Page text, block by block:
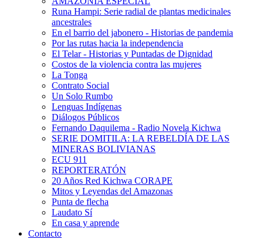
Runa Hampi: Serie radial de plantas medicinales
ancestrales
En el barrio del jabonero - Historias de pandemia
Por las rutas hacia la independencia
El Telar - Historias y Puntadas de Dignidad
Costos de la violencia contra las mujeres
La Tonga
Contrato Social
Un Solo Rumbo
Lenguas Indígenas
Diálogos Públicos
Fernando Daquilema - Radio Novela Kichwa
SERIE DOMITILA: LA REBELDÍA DE LAS
MINERAS BOLIVIANAS
ECU 911
REPORTERATÓN
20 Años Red Kichwa CORAPE
Mitos y Leyendas del Amazonas
Punta de flecha
Laudato Sí
En casa y aprende
Contacto